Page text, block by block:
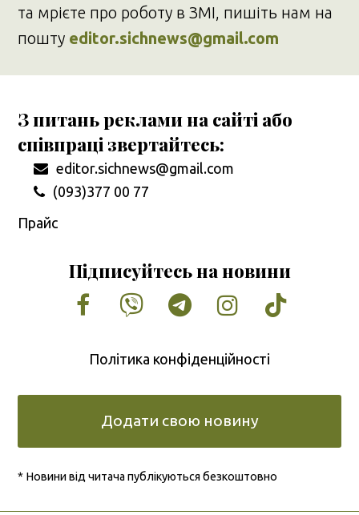
та мрієте про роботу в ЗМІ, пишіть нам на
пошту editor.sichnews@gmail.com
З питань реклами на сайті або
співпраці звертайтесь:
editor.sichnews@gmail.com
(093)377 00 77
Прайс
Підписуйтесь на новини
Facebook
VimeoTumblrInstagram
Tiktok
Політика конфіденційності
Додати свою новину
* Новини від читача публікуються безкоштовно